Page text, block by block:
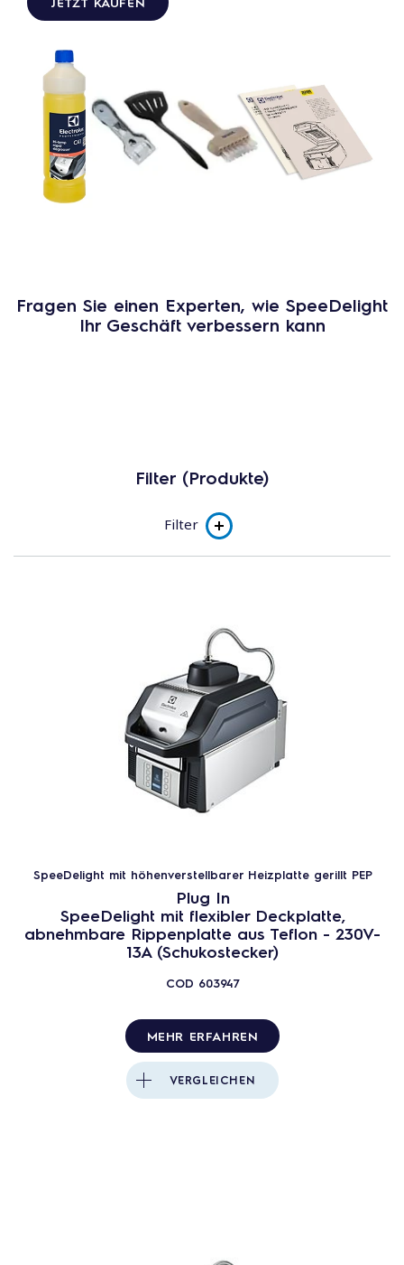
Fragen Sie einen Experten, wie SpeeDelight
Ihr Geschäft verbessern kann
Filter (Produkte)
Filter
SpeeDelight mit höhenverstellbarer
SpeeDelight mit höhenverstellbarer
Heizplatte PEP
Sub-Kategorie
SpeeDelight mit höhenverstellbarer
ZURÜCKSETZEN
Schließen
SpeeDelight mit höhenverstellbarer Heizplatte gerillt PEP
Plug In
SpeeDelight mit flexibler Deckplatte,
abnehmbare Rippenplatte aus Teflon - 230V-
13A (Schukostecker)
COD 603947
MEHR ERFAHREN
VERGLEICHEN